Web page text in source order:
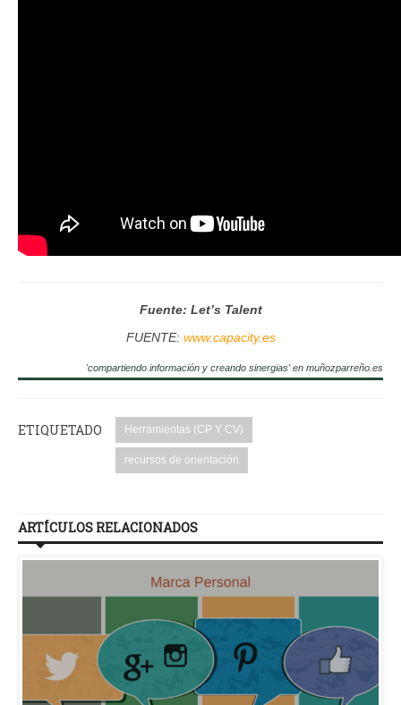
Fuente: Let’s Talent
FUENTE: www.capacity.es
'compartiendo información y creando sinergias' en muñozparreño.es
ETIQUETADO Herramientas (CP Y CV)
recursos de orientación
ARTÍCULOS RELACIONADOS